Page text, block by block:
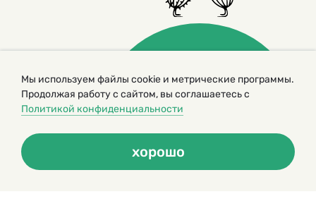
© 2000 – 2026. Кукумбер. Литературный иллюстрированный
журнал для детей
сайта
Политика конфиденциальности
Мы используем файлы cookie и метрические программы.
Продолжая работу с сайтом, вы соглашаетесь с
Политикой конфиденциальности
хорошо